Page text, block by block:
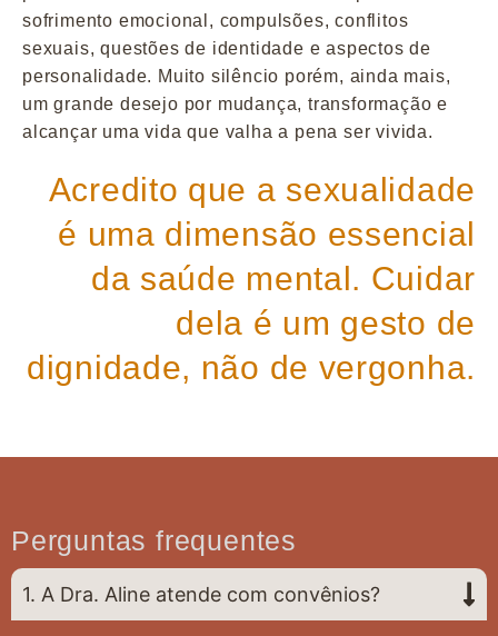
sofrimento emocional, compulsões, conflitos
sexuais, questões de identidade e aspectos de
personalidade. Muito silêncio porém, ainda mais,
um grande desejo por mudança, transformação e
alcançar uma vida que valha a pena ser vivida.
Acredito que a sexualidade
é uma dimensão essencial
da saúde mental. Cuidar
dela é um gesto de
dignidade, não de vergonha.
Perguntas frequentes
1. A Dra. Aline atende com convênios?